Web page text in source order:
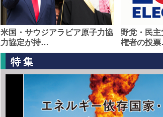
米国・サウジアラビア原子力協
力協定が持…
野党・民
権者の投
特集